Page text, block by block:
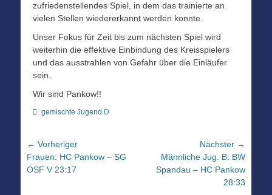
zufriedenstellendes Spiel, in dem das trainierte an
vielen Stellen wiedererkannt werden konnte.
Unser Fokus für Zeit bis zum nächsten Spiel wird
weiterhin die effektive Einbindung des Kreisspielers
und das ausstrahlen von Gefahr über die Einläufer
sein.
Wir sind Pankow!!
Kategorien
gemischte Jugend D
Beitragsnavigation
← Vorheriger
Vorheriger
Beitrag:
Frauen: HC Pankow – SG
OSF V 23:17
Nächster →
Nächster
Beitrag:
Männliche Jug. B: BW
Spandau – HC Pankow
28:33